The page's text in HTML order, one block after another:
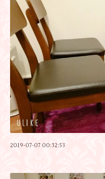
2019-07-07 00:32:53